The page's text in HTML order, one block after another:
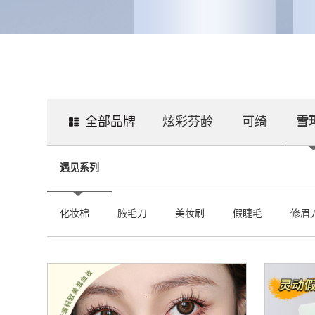
全部品牌 炫彩芬龄 可绮 雪
遇见系列
化妆棉 腋毛刀 美妆刷 假睫毛 修眉